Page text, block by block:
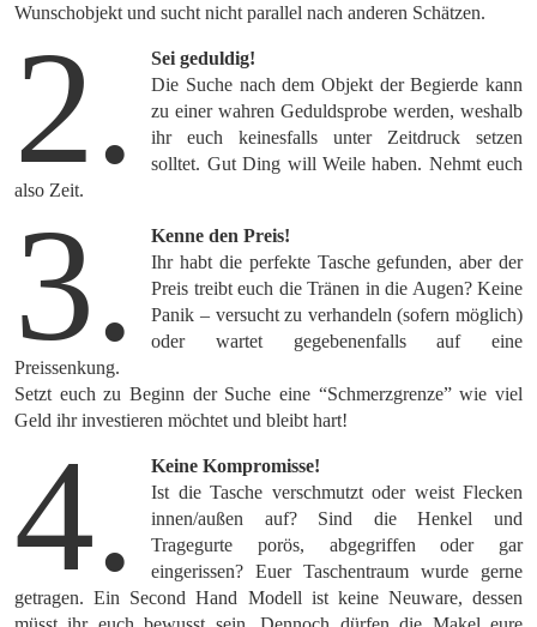
Wunschobjekt und sucht nicht parallel nach anderen Schätzen.
2.
Sei geduldig!
Die Suche nach dem Objekt der Begierde kann
zu einer wahren Geduldsprobe werden, weshalb
ihr euch keinesfalls unter Zeitdruck setzen
solltet. Gut Ding will Weile haben. Nehmt euch
also Zeit.
3.
Kenne den Preis!
Ihr habt die perfekte Tasche gefunden, aber der
Preis treibt euch die Tränen in die Augen? Keine
Panik – versucht zu verhandeln (sofern möglich)
oder wartet gegebenenfalls auf eine
Preissenkung.
Setzt euch zu Beginn der Suche eine “Schmerzgrenze” wie viel
Geld ihr investieren möchtet und bleibt hart!
4.
Keine Kompromisse!
Ist die Tasche verschmutzt oder weist Flecken
innen/außen auf? Sind die Henkel und
Tragegurte porös, abgegriffen oder gar
eingerissen? Euer Taschentraum wurde gerne
getragen. Ein Second Hand Modell ist keine Neuware, dessen